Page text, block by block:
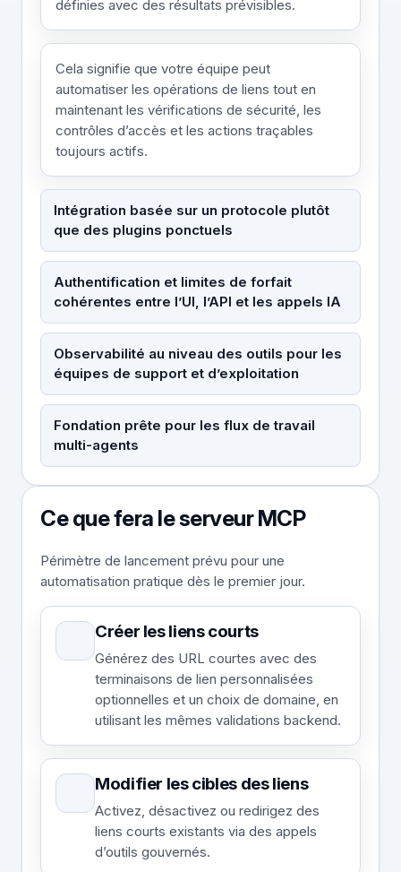
définies avec des résultats prévisibles.
Cela signifie que votre équipe peut
automatiser les opérations de liens tout en
maintenant les vérifications de sécurité, les
contrôles d’accès et les actions traçables
toujours actifs.
Intégration basée sur un protocole plutôt
que des plugins ponctuels
Authentification et limites de forfait
cohérentes entre l’UI, l’API et les appels IA
Observabilité au niveau des outils pour les
équipes de support et d’exploitation
Fondation prête pour les flux de travail
multi-agents
Ce que fera le serveur MCP
Périmètre de lancement prévu pour une
automatisation pratique dès le premier jour.
Créer les liens courts
Générez des URL courtes avec des
terminaisons de lien personnalisées
optionnelles et un choix de domaine, en
utilisant les mêmes validations backend.
Modifier les cibles des liens
Activez, désactivez ou redirigez des
liens courts existants via des appels
d’outils gouvernés.